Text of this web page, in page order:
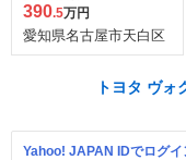
390.5万円
愛知県名古屋市天白区
トヨタ ヴォ
Yahoo! JAPAN IDでログイ